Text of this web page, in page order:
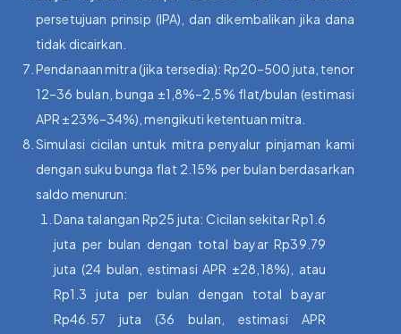
persetujuan prinsip (IPA), dan dikembalikan jika dana
tidak dicairkan.
Pendanaan mitra (jika tersedia): Rp20–500 juta, tenor
12–36 bulan, bunga ±1,8%–2,5% flat/bulan (estimasi
APR ±23%–34%), mengikuti ketentuan mitra.
Simulasi cicilan untuk mitra penyalur pinjaman kami
dengan suku bunga flat 2.15% per bulan berdasarkan
saldo menurun:
Dana talangan Rp25 juta: Cicilan sekitar Rp1.6
juta per bulan dengan total bayar Rp39.79
juta (24 bulan, estimasi APR ±28,18%), atau
Rp1.3 juta per bulan dengan total bayar
Rp46.57 juta (36 bulan, estimasi APR